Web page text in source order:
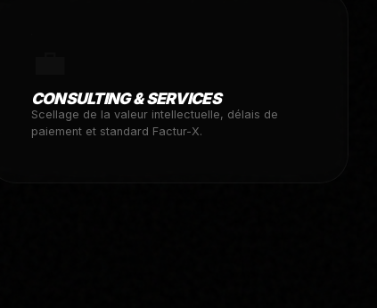
CONSULTING & SERVICES
Scellage de la valeur intellectuelle, délais de
paiement et standard Factur-X.